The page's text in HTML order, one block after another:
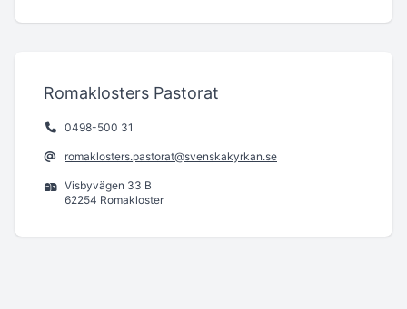
Romaklosters Pastorat
0498-500 31
romaklosters.pastorat@svenskakyrkan.se
Visbyvägen 33 B
62254 Romakloster